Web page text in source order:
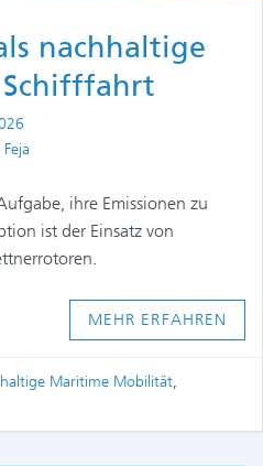
nachhaltige
ihre Emissionen zu
ist der Einsatz von
MEHR ERFAHREN
Maritime Mobilität,